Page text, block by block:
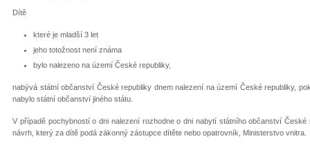
Dítě
které je mladší 3 let
jeho totožnost není známa
bylo nalezeno na území České republiky,
nabývá státní občanství České republiky dnem nalezení na území České republiky,
nabylo státní občanství jiného státu.
V případě pochybností o dni nalezení rozhodne o dni nabytí státního občanství
návrh, který za dítě podá zákonný zástupce dítěte nebo opatrovník, Ministerstvo vnitra.